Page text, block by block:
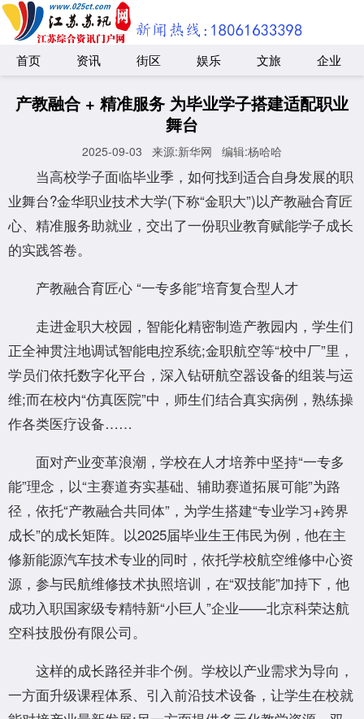
首页 资讯 街区 娱乐 文旅 企业
产教融合 + 精准服务 为毕业学子搭建适配职业
舞台
2025-09-03 来源:新华网 编辑:杨哈哈
当高校学子面临毕业季，如何找到适合自身发展的职
业舞台?金华职业技术大学(下称“金职大”)以产教融合育匠
心、精准服务助就业，交出了一份职业教育赋能学子成长
的实践答卷。
产教融合育匠心 “一专多能”培育复合型人才
走进金职大校园，智能化精密制造产教园内，学生们
正全神贯注地调试智能电控系统;金职航空等“校中厂”里，
学员们依托数字化平台，深入钻研航空器设备的组装与运
维;而在校内“仿真医院”中，师生们结合真实病例，熟练操
作各类医疗设备……
面对产业变革浪潮，学校在人才培养中坚持“一专多
能”理念，以“主赛道夯实基础、辅助赛道拓展可能”为路
径，依托“产教融合共同体”，为学生搭建“专业学习+跨界
成长”的成长矩阵。以2025届毕业生王伟民为例，他在主
修新能源汽车技术专业的同时，依托学校航空维修中心资
源，参与民航维修技术执照培训，在“双技能”加持下，他
成功入职国家级专精特新“小巨人”企业——北京科荣达航
空科技股份有限公司。
这样的成长路径并非个例。学校以产业需求为导向，
一方面升级课程体系、引入前沿技术设备，让学生在校就